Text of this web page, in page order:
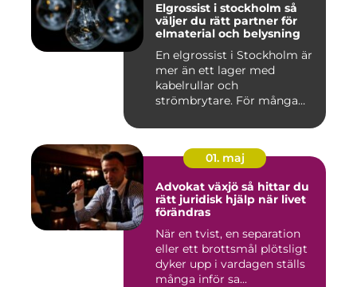
Elgrossist i stockholm så
väljer du rätt partner för
elmaterial och belysning
En elgrossist i Stockholm är
mer än ett lager med
kabelrullar och
strömbrytare. För många
01. maj
Advokat växjö så hittar du
rätt juridisk hjälp när livet
förändras
När en tvist, en separation
eller ett brottsmål plötsligt
dyker upp i vardagen ställs
många inför sa...